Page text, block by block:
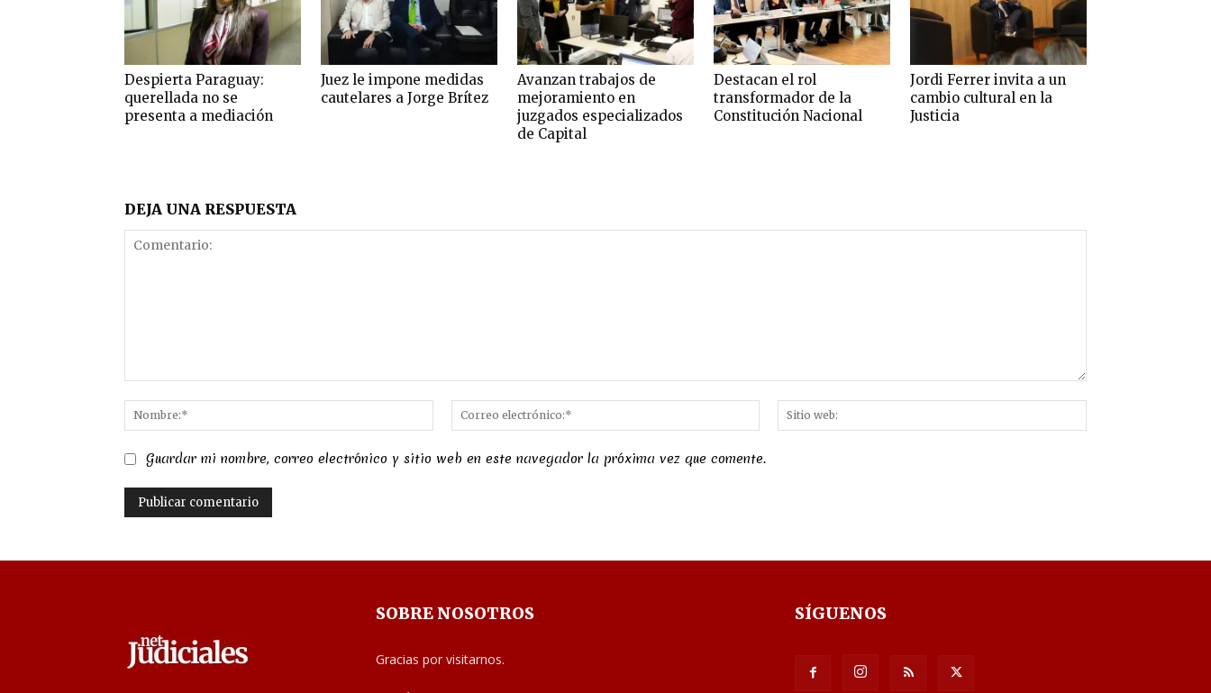
Despierta Paraguay:
querellada no se
presenta a mediación
Juez le impone medidas
cautelares a Jorge Brítez
Avanzan trabajos de
mejoramiento en
juzgados especializados
de Capital
Destacan el rol
transformador de la
Constitución Nacional
Jordi Ferrer invita a un
cambio cultural en la
Justicia
DEJA UNA RESPUESTA
Nombre:*
Correo
electrónico:*
web:
Guardar mi nombre, correo electrónico y sitio web en este navegador la próxima vez que comente.
SOBRE NOSOTROS
Gracias por visitarnos.
SÍGUENOS